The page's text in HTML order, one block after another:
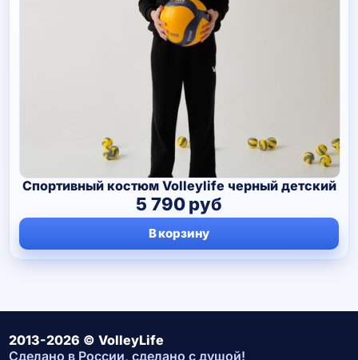
Спортивный костюм Volleylife черный детский
5 790руб
В корзину
2013-2026 © VolleyLife
Сделано в России, сделано с душой!